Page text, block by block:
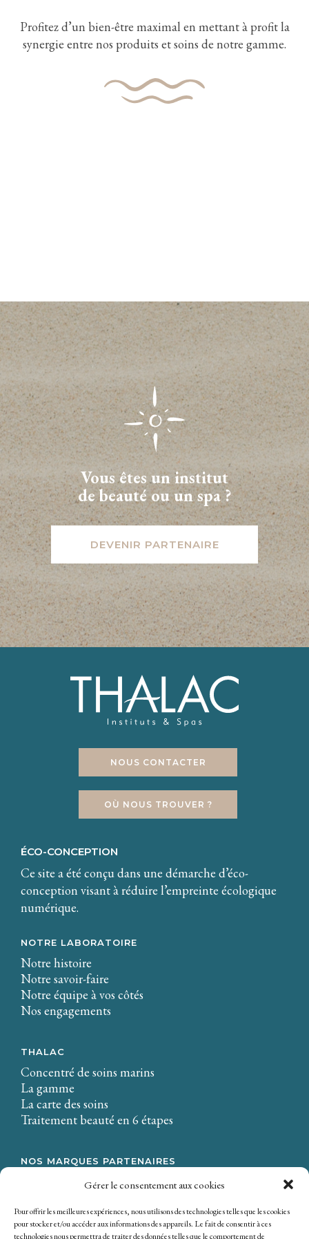
Gérer le consentement aux cookies
Pour offrir les meilleures expériences, nous utilisons des technologies telles que les cookies
pour stocker et/ou accéder aux informations des appareils. Le fait de consentir à ces
technologies nous permettra de traiter des données telles que le comportement de
Origine végétale
Profitez d’un bien-être maximal en mettant à profit la
synergie entre nos produits et soins de notre gamme.
Vous êtes un institut
de beauté ou un spa ?
DEVENIR PARTENAIRE
NOUS CONTACTER
OÙ NOUS TROUVER ?
ÉCO-CONCEPTION
Ce site a été conçu dans une démarche d’éco-
conception visant à réduire l’empreinte écologique
numérique.
NOTRE LABORATOIRE
Notre histoire
Notre savoir-faire
Notre équipe à vos côtés
Nos engagements
THALAC
Concentré de soins marins
La gamme
La carte des soins
Traitement beauté en 6 étapes
NOS MARQUES PARTENAIRES
Mondial Beauté